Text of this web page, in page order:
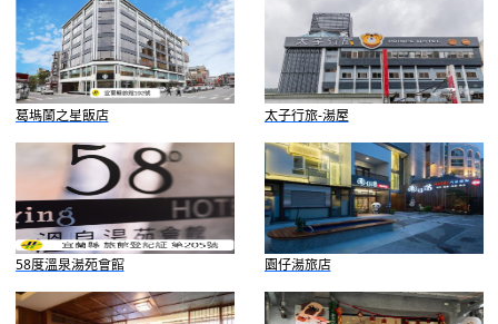
葛瑪蘭之星飯店 太子行旅-湯屋
58度溫泉湯苑會館 園仔湯旅店